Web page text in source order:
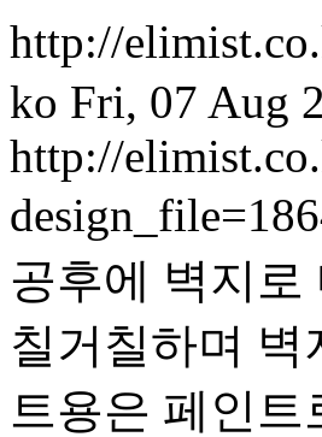
http://
ko Fri, 07 Aug
http://
공후에 벽지로
칠거칠하며 벽
트용은 페인트